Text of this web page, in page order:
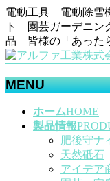
電動工具 電動除雪
ト 園芸ガーデニ
品 皆様の「あった
MENU
ホームHOME
製品情報
肥後守ナ
天然砥石
アイデア